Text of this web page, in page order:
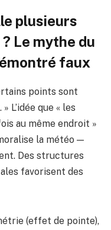
plusieurs
Le mythe du
faux
points sont
L’idée que « les
au même endroit »
la météo —
Des structures
favorisent des
(effet de pointe),